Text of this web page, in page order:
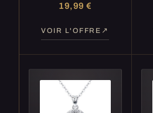
19,99 €
VOIR L'OFFRE